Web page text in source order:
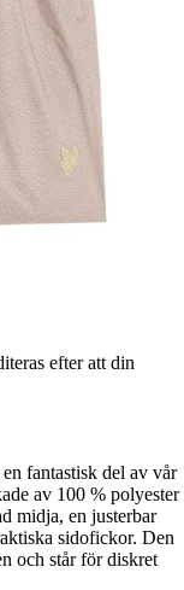
efter att din
fantastisk del av vår
av 100 % polyester
midja, en justerbar
sidofickor. Den
och står för diskret